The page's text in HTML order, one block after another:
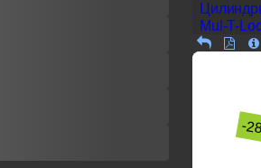
Mul-T-
-